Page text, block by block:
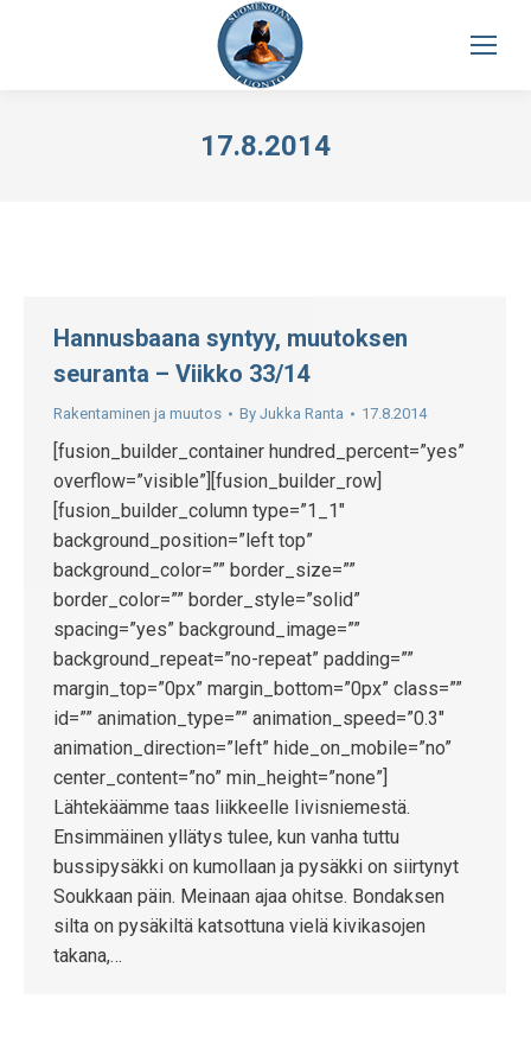
17.8.2014
Hannusbaana syntyy, muutoksen
seuranta – Viikko 33/14
Rakentaminen ja muutos By Jukka Ranta 17.8.2014
[fusion_builder_container hundred_percent=”yes”
overflow=”visible”][fusion_builder_row]
[fusion_builder_column type=”1_1″
background_position=”left top”
background_color=”” border_size=””
border_color=”” border_style=”solid”
spacing=”yes” background_image=””
background_repeat=”no-repeat” padding=””
margin_top=”0px” margin_bottom=”0px” class=””
id=”” animation_type=”” animation_speed=”0.3″
animation_direction=”left” hide_on_mobile=”no”
center_content=”no” min_height=”none”]
Lähtekäämme taas liikkeelle Iivisniemestä.
Ensimmäinen yllätys tulee, kun vanha tuttu
bussipysäkki on kumollaan ja pysäkki on siirtynyt
Soukkaan päin. Meinaan ajaa ohitse. Bondaksen
silta on pysäkiltä katsottuna vielä kivikasojen
takana,…